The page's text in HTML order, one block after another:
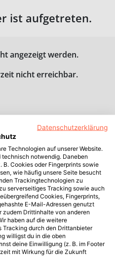
ist aufgetreten.
angezeigt werden.
nicht erreichbar.
Datenschutzerklärung
Technologien auf unserer Website.
notwendig. Daneben
Cookies oder Fingerprints sowie
wie häufig unsere Seite besucht
Trackingtechnologien zu
serverseitiges Tracking sowie auch
Cookies, Fingerprints,
E-Mail-Adressen genutzt
zudem Drittinhalte von anderen
haben auf die weitere
Tracking durch den Drittanbieter
willigst du in die oben
deine Einwilligung (z. B. im Footer
mit Wirkung für die Zukunft